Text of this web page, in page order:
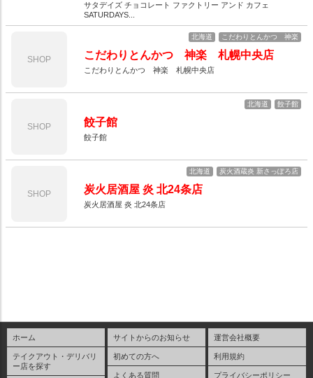
サタデイズ チョコレート ファクトリー アンド カフェ
SATURDAYS...
SHOP
北海道 こだわりとんかつ 神楽
こだわりとんかつ 神楽 札幌中央店
こだわりとんかつ 神楽 札幌中央店
SHOP
北海道 餃子館
餃子館
餃子館
SHOP
北海道 炭火酒蔵炎 新さっぽろ店
炭火居酒屋 炎 北24条店
炭火居酒屋 炎 北24条店
ホーム
テイクアウト・デリバリ
ー店を探す
サイトからのお知らせ
初めての方へ
よくある質問
運営会社概要
利用規約
プライバシーポリシー